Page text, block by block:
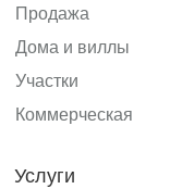
Продажа
Дома и виллы
Участки
Коммерческая
Услуги